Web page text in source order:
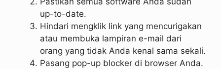
up-to-date.
Hindari mengklik link yang mencurigakan
atau membuka lampiran e-mail dari
orang yang tidak Anda kenal sama sekali.
Pasang pop-up blocker di browser Anda.